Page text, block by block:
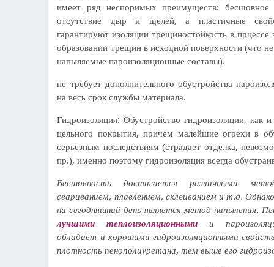
имеет ряд неспоримых преимуществ: бесшовное
отсутствие дыр и щелей, а пластичные
гарантируют изоляции трещиностойкость в прцессе
образовании трещин в исходной поверхности (что
напыляемые пароизоляционные составы).
не требует дополнительного обустройства
на весь срок службы материала.
Гидроизоляция: Обустройство гидроизоляции, как
цельного покрытия, причем малейшие огрехи в
серьезным последствиям (страдает отделка,
пр.), именно поэтому гидроизоляция всегда
Бесшовность достигается различными
свариванием, плавлением, склеиванием и т.д.
на сегодняшний день является метод напыления.
лучшими теплоизоляционными и
обладает и хорошими гидроизоляционными
плотность пенополиуретана, тем выше его